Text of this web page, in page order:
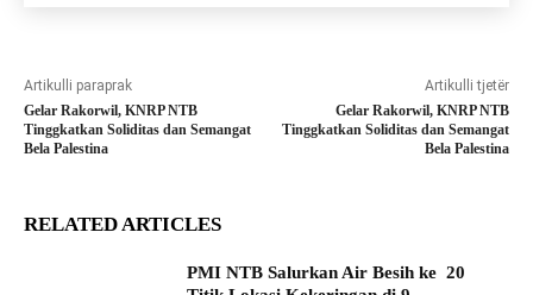
Artikulli paraprak
Gelar Rakorwil, KNRP NTB
Tinggkatkan Soliditas dan Semangat
Bela Palestina
Artikulli tjetër
Gelar Rakorwil, KNRP NTB
Tinggkatkan Soliditas dan Semangat
Bela Palestina
RELATED ARTICLES
PMI NTB Salurkan Air Besih ke 20